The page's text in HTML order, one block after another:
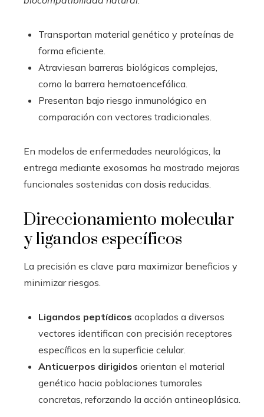
Transportan material genético y proteínas de
forma eficiente.
Atraviesan barreras biológicas complejas,
como la barrera hematoencefálica.
Presentan bajo riesgo inmunológico en
comparación con vectores tradicionales.
En modelos de enfermedades neurológicas, la
entrega mediante exosomas ha mostrado mejoras
funcionales sostenidas con dosis reducidas.
Direccionamiento molecular
y ligandos específicos
La precisión es clave para maximizar beneficios y
minimizar riesgos.
Ligandos peptídicos acoplados a diversos
vectores identifican con precisión receptores
específicos en la superficie celular.
Anticuerpos dirigidos orientan el material
genético hacia poblaciones tumorales
concretas, reforzando la acción antineoplásica.